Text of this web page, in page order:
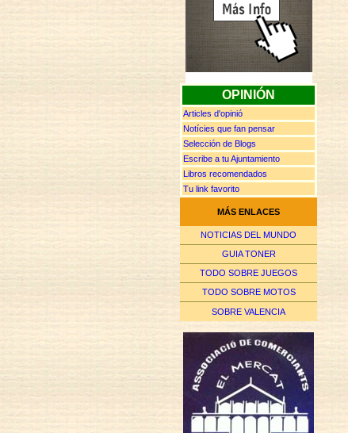
OPINIÓN
Articles d'opinió
Notícies que fan pensar
Selección de Blogs
Escribe a tu Ajuntamiento
Libros recomendados
Tu link favorito
MÁS ENLACES
NOTICIAS DEL MUNDO
GUIA TONER
TODO SOBRE JUEGOS
TODO SOBRE MOTOS
SOBRE VALENCIA